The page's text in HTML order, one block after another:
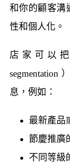
和你的顧客溝
性和個人化。
店家可以
segmentation
息，例如：
最新產品
節慶推廣
不同等級